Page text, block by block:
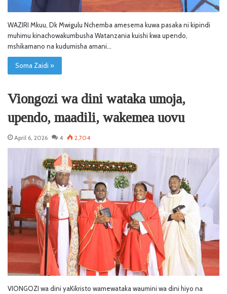
WAZIRI Mkuu, Dk Mwigulu Nchemba amesema kuwa pasaka ni kipindi
muhimu kinachowakumbusha Watanzania kuishi kwa upendo,
mshikamano na kudumisha amani…
Soma Zaidi »
Viongozi wa dini wataka umoja,
upendo, maadili, wakemea uovu
April 6, 2026 4 2,704
VIONGOZI wa dini yaKikristo wamewataka waumini wa dini hiyo na